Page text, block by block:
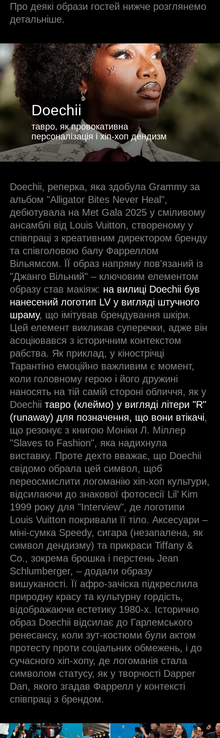
Про деякі образи гостей нижче розглянемо
детальніше.
Doechii
тавро, як провокативна
персоналізація і хіп-хоп дендизм
Doechii, реперка, яка здобула Grammy за
альбом "Alligator Bites Never Heal",
дебютувала на Met Gala 2025 у сміливому
ансамблі від Louis Vuitton, створеному у
співпраці з креативним директором бренду
та співголовою балу Фарреллом
Вільямсом. ЇЇ образ напряму пов'язаний із
"Джанго Вільний" – ключовим елементом
образу став макіяж: на вилиці Doechii був
нанесений логотип LV у вигляді штучного
шраму, що імітував брендування шкіри.
Цей елемент викликав суперечки, адже він
асоціювався з історичним контекстом
рабства. Як приклад, у кінострічці
Тарантіно емоційно важливим є момент,
коли головному герою і його дружині
наносять на тій самій стороні обличчя, як у
Doechii тавро (клеймо) у вигляді літери "R"
(runaway) для позначення, що вони втікачі,
що резонує з книгою Моніки Л. Міллер
"Slaves to Fashion", яка надихнула
виставку. Проте дехто вважає, що Doechii
свідомо обрала цей символ, щоб
переосмислити логоманію хіп-хоп культури,
відсилаючи до знакової фотосесії Lil’ Kim
1999 року для "Interview", де логотипи
Louis Vuitton покривали її тіло. Аксесуари –
міні-сумка Speedy, сигара (незапалена, як
символ дендизму) та прикраси Tiffany &
Co., зокрема брошка і перстень Jean
Schlumberger, – додали образу
вишуканості. Її афро-зачіска підкреслила
природну красу та культурну гордість,
відображаючи естетику 1980-х. Історично
образ Doechii відсилає до Гарлемського
ренесансу, коли зут-костюми були актом
протесту проти соціальних обмежень, і до
сучасного хіп-хопу, де логоманія стала
символом статусу, як у творчості Dapper
Dan, якого згадав Фаррелл у контексті
співпраці з брендом.